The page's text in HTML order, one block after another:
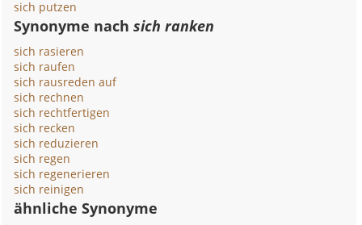
sich putzen
Synonyme nachsich ranken
sich rasieren
sich raufen
sich rausreden auf
sich rechnen
sich rechtfertigen
sich recken
sich reduzieren
sich regen
sich regenerieren
sich reinigen
ähnliche Synonyme